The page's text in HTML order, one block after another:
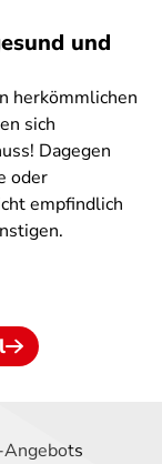
und
herkömmlichen
sich
Dagegen
oder
empfindlich